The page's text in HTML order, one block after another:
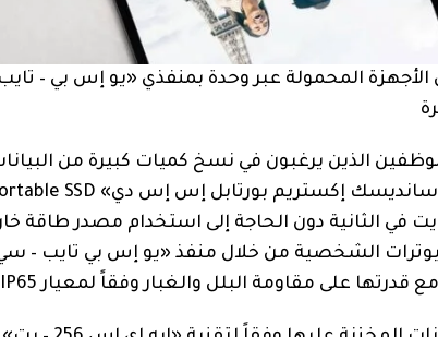
المحمولة عبر وحدة بمنفذي «يو إس بي –
الذين يرغبون في نسخ كميات كبيرة من
إلى 1000 غيغابايت في الثانية دون الحاجة إلى استخدام مصدر
الشخصية من خلال منفذ «يو إس بي تايب –